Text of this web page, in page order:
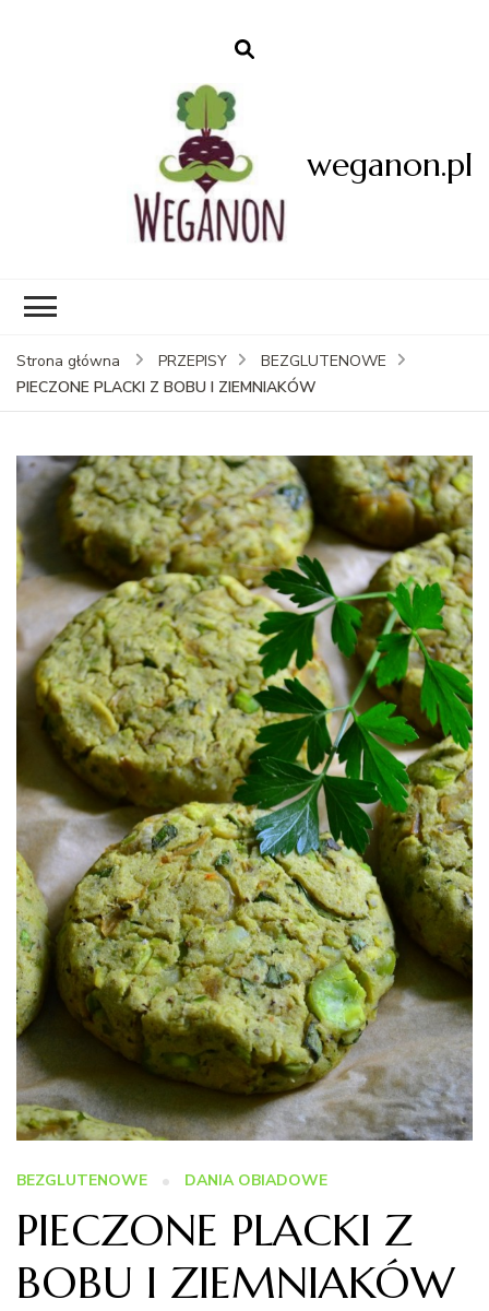
weganon.pl
Strona główna PRZEPISY
BEZGLUTENOWE
PIECZONE PLACKI Z BOBU I ZIEMNIAKÓW
BEZGLUTENOWE DANIA OBIADOWE
PIECZONE PLACKI Z
BOBU I ZIEMNIAKÓW